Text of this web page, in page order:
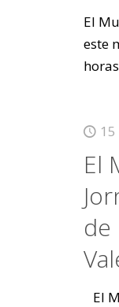
El
este
horas
El
de
El